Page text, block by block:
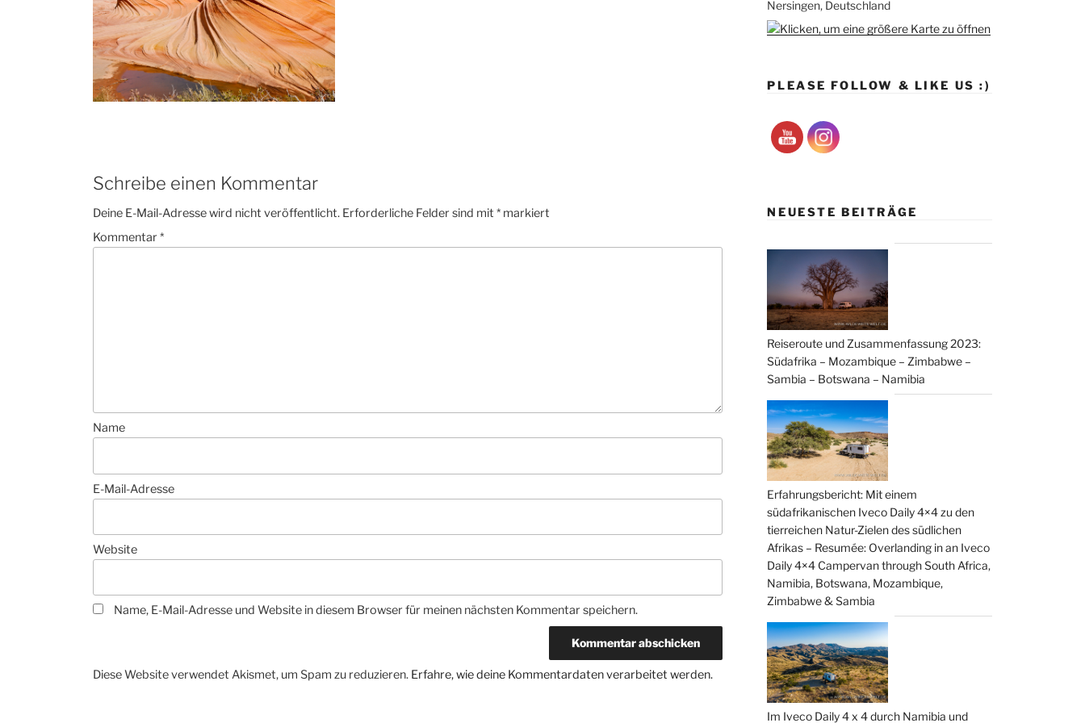
Schreibe einen Kommentar
Deine E-Mail-Adresse wird nicht veröffentlicht. Erforderliche Felder sind mit* markiert
Kommentar*
Name
E-Mail-Adresse
Website
Name, E-Mail-Adresse und Website in diesem Browser für meinen nächsten Kommentar speichern.
Diese Website verwendet Akismet, um Spam zu reduzieren. Erfahre, wie deine Kommentardaten verarbeitet werden.
Nersingen, Deutschland
PLEASE FOLLOW & LIKE US :)
NEUESTE BEITRÄGE
Reiseroute und Zusammenfassung 2023:
Südafrika – Mozambique – Zimbabwe –
Sambia – Botswana – Namibia
Erfahrungsbericht: Mit einem
südafrikanischen Iveco Daily 4×4 zu den
tierreichen Natur-Zielen des südlichen
Afrikas – Resumée: Overlanding in an Iveco
Daily 4×4 Campervan through South Africa,
Namibia, Botswana, Mozambique,
Zimbabwe & Sambia
Im Iveco Daily 4 x 4 durch Namibia und